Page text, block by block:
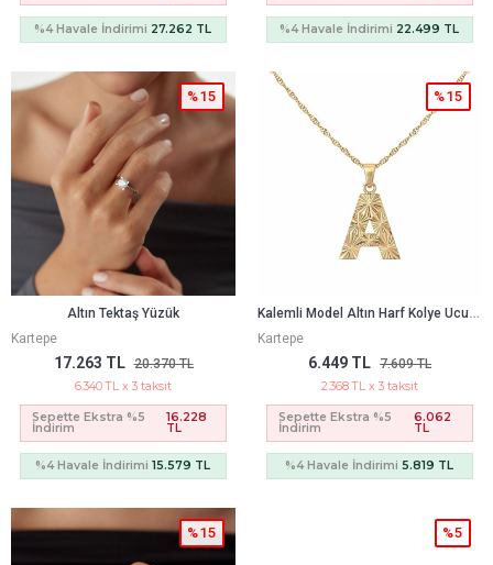
%4 Havale İndirimi 27.262 TL %4 Havale İndirimi 22.499 TL
Altın Tektaş Yüzük
Kartepe
17.263 TL 20.370 TL
%15
6.340 TL x 3 taksit
Sepette Ekstra %5
İndirim
16.228
TL
%4 Havale İndirimi15.579 TL
K
Alemli Model Altın Harf Kolye Ucu – Modern Ve Zarif Tasarım (1,5 × 1,2 Cm – 0,2 Mm)
Kartepe
6.449 TL 7.609 TL
%15
2.368 TL x 3 taksit
Sepette Ekstra %5
İndirim
6.062
TL
%4 Havale İndirimi5.819 TL
%15 %5